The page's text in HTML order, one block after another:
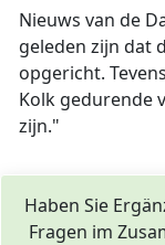
Nieuws van de
geleden zijn dat
opgericht.
Kolk gedurende
zijn."
Haben Sie
Fragen im